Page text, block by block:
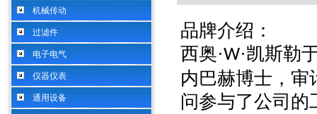
机械传动
过滤件
电子电气
仪器仪表
通用设备
品牌介绍：
西奥·W·凯斯勒
内巴赫博士，审
问参与了公司的